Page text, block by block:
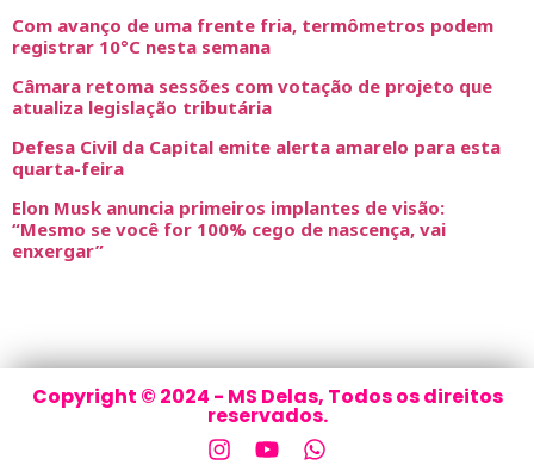
Com avanço de uma frente fria, termômetros podem
registrar 10°C nesta semana
Câmara retoma sessões com votação de projeto que
atualiza legislação tributária
Defesa Civil da Capital emite alerta amarelo para esta
quarta-feira
Elon Musk anuncia primeiros implantes de visão:
“Mesmo se você for 100% cego de nascença, vai
enxergar”
Copyright © 2024 - MS Delas, Todos os direitos
reservados.